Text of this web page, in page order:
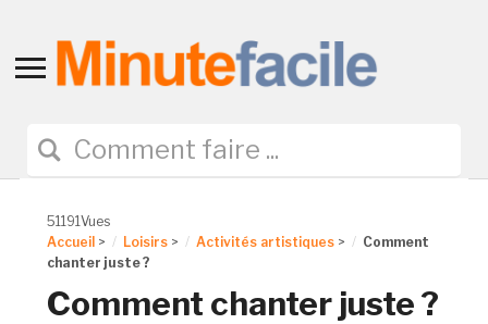
Toggle
navigation
51191Vues
Accueil > Loisirs > Activités artistiques >
Comment
chanter juste ?
Comment chanter juste ?